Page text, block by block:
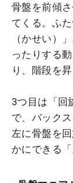
骨盤を前傾
てくる。ふ
（かせい）
ったりする
り、階段を
3つ目は「回
で、バック
左に骨盤を
かにできる